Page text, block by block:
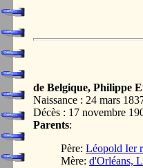
de Belgique, Philippe
Naissance : 24 mars
Décès : 17 novembre
Parents:
Père: Léopold Ier
Mère: d'Orléans,